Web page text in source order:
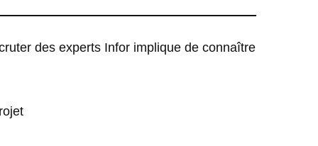
des experts Infor implique de connaître